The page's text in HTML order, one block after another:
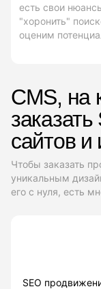
есть свои
"хоронить"
оценим
CMS, на
сайтов и
Чтобы заказать
уникальным
его с нуля, есть
SEO